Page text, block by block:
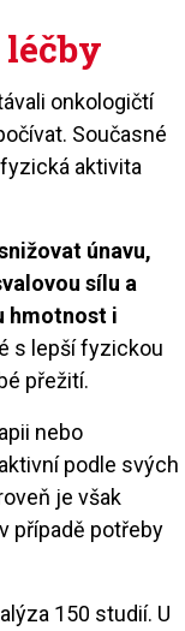
onkologičtí
Současné
aktivita
únavu,
sílu a
hmotnost i
s lepší fyzickou
přežití.
nebo
podle svých
je však
případě potřeby
150 studií. U